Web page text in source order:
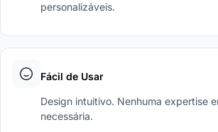
personalizáveis.
Fácil de Usar
Design intuitivo. Nenhuma expertise
necessária.